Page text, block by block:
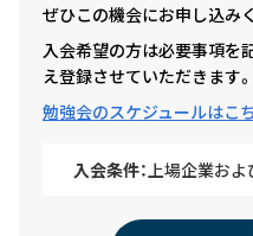
ぜひこの機会にお申し込み
入会希望の方は必要事項を
え登録させていただきます。
勉強会のスケジュールはこ
入会条件： 上場企業お